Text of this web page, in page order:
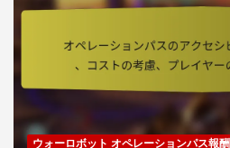
ウォーロボット オペレーションパス報酬